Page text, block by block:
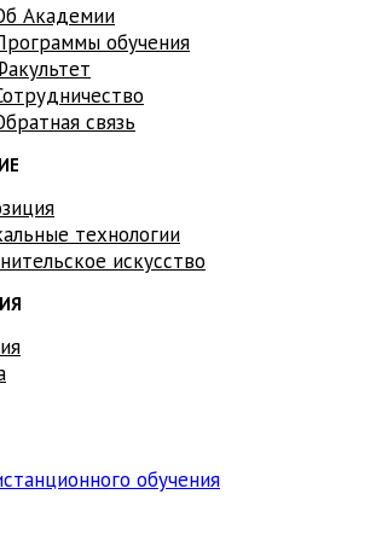
Академии
обучения
связь
технологии
искусство
обучения